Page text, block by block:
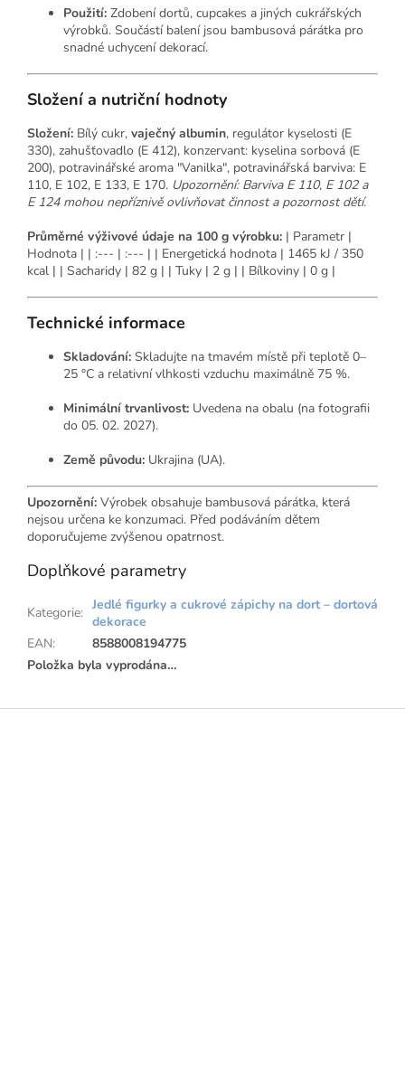
Použití: Zdobení dortů, cupcakes a jiných cukrářských
výrobků. Součástí balení jsou bambusová párátka pro
snadné uchycení dekorací.
Složení a nutriční hodnoty
Složení: Bílý cukr, vaječný albumin, regulátor kyselosti (E
330), zahušťovadlo (E 412), konzervant: kyselina sorbová (E
200), potravinářské aroma "Vanilka", potravinářská barviva: E
110, E 102, E 133, E 170. Upozornění: Barviva E 110, E 102 a
E 124 mohou nepříznivě ovlivňovat činnost a pozornost dětí.
Průměrné výživové údaje na 100 g výrobku: | Parametr |
Hodnota | | :--- | :--- | | Energetická hodnota | 1465 kJ / 350
kcal | | Sacharidy | 82 g | | Tuky | 2 g | | Bílkoviny | 0 g |
Technické informace
Skladování: Skladujte na tmavém místě při teplotě 0–
25 °C a relativní vlhkosti vzduchu maximálně 75 %.
Minimální trvanlivost: Uvedena na obalu (na fotografii
do 05. 02. 2027).
Země původu: Ukrajina (UA).
Upozornění: Výrobek obsahuje bambusová párátka, která
nejsou určena ke konzumaci. Před podáváním dětem
doporučujeme zvýšenou opatrnost.
Doplňkové parametry
Kategorie: Jedlé figurky a cukrové zápichy na dort – dortová
dekorace
EAN:
8588008194775
Položka byla vyprodána…
Z